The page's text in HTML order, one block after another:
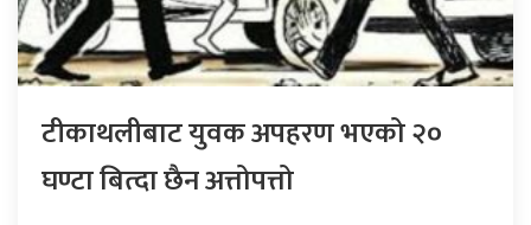
टीकाथलीबाट युवक अपहरण भएको २०
घण्टा बित्दा छैन अत्तोपत्तो